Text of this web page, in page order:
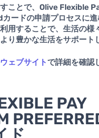
ことで、Olive Flexible
ードの申請プロセスに進
用することで、生活の様
り豊かな生活をサポート
ェブサイトで詳細を確認
PAY